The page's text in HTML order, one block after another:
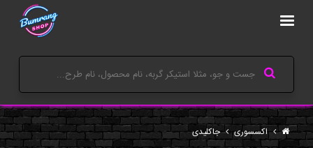
اکسسوری جاکلیدی